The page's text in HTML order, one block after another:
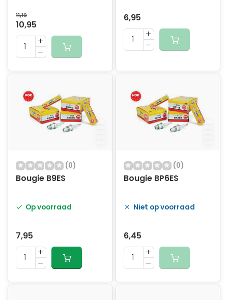
11,10
10,95
6,95
(0)
Bougie B9ES
Op voorraad
7,95
(0)
Bougie BP6ES
Niet op voorraad
6,45